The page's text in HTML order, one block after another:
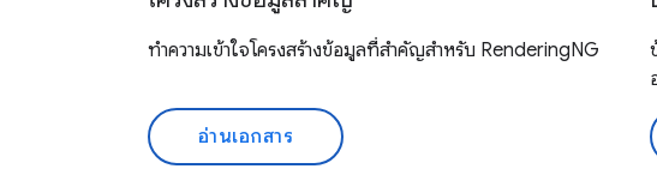
ทำความเข้าใจโครงสร้างข้อมูลที่สำคัญสำหรับ RenderingNG
อ่านเอกสาร